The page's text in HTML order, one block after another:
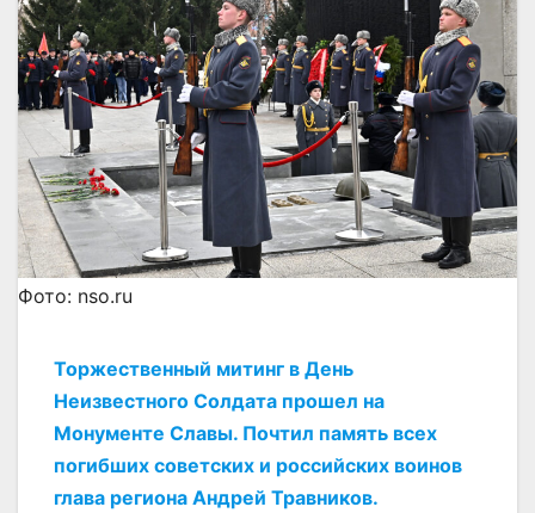
Фото: nso.ru
Торжественный митинг в День
Неизвестного Солдата прошел на
Монументе Славы. Почтил память всех
погибших советских и российских воинов
глава региона Андрей Травников.